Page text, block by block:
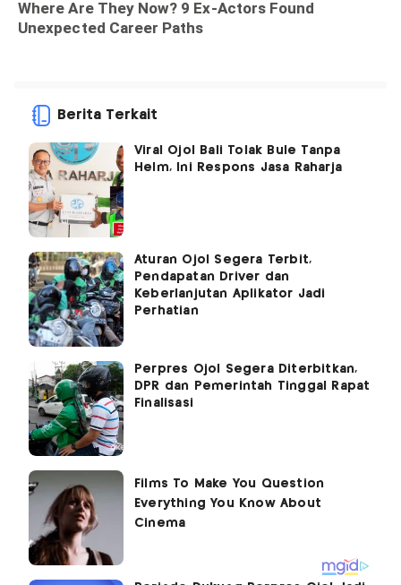
Berita Terkait
Viral Ojol Bali Tolak Bule Tanpa
Helm, Ini Respons Jasa Raharja
Aturan Ojol Segera Terbit,
Pendapatan Driver dan
Keberlanjutan Aplikator Jadi
Perhatian
Perpres Ojol Segera Diterbitkan,
DPR dan Pemerintah Tinggal Rapat
Finalisasi